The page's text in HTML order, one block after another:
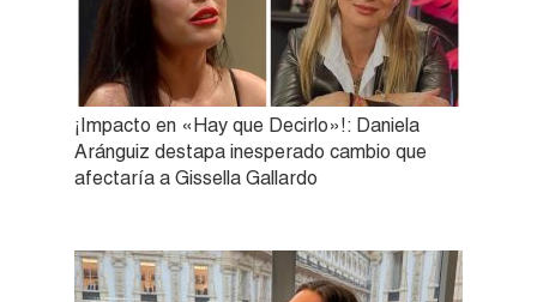
¡Impacto en «Hay que Decirlo»!: Daniela
Aránguiz destapa inesperado cambio que
afectaría a Gissella Gallardo